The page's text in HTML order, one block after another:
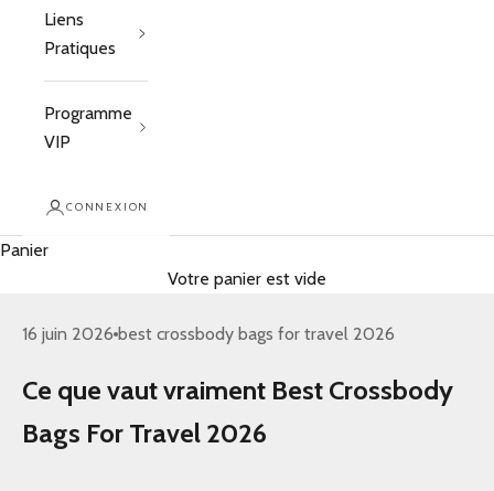
Liens
Pratiques
Programme
VIP
CONNEXION
Panier
Votre panier est vide
16 juin 2026 best crossbody bags for travel 2026
Ce que vaut vraiment Best Crossbody
Bags For Travel 2026